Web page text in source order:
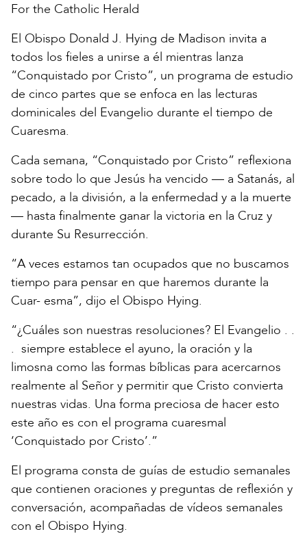
For the Catholic Herald
El Obispo Donald J. Hying de Madison invita a
todos los fieles a unirse a él mientras lanza
“Conquistado por Cristo”, un programa de estudio
de cinco partes que se enfoca en las lecturas
dominicales del Evangelio durante el tiempo de
Cuaresma.
Cada semana, “Conquistado por Cristo” reflexiona
sobre todo lo que Jesús ha vencido — a Satanás, al
pecado, a la división, a la enfermedad y a la muerte
— hasta finalmente ganar la victoria en la Cruz y
durante Su Resurrección.
“A veces estamos tan ocupados que no buscamos
tiempo para pensar en que haremos durante la
Cuar- esma”, dijo el Obispo Hying.
“¿Cuáles son nuestras resoluciones? El Evangelio . .
. siempre establece el ayuno, la oración y la
limosna como las formas bíblicas para acercarnos
realmente al Señor y permitir que Cristo convierta
nuestras vidas. Una forma preciosa de hacer esto
este año es con el programa cuaresmal
‘Conquistado por Cristo’.”
El programa consta de guías de estudio semanales
que contienen oraciones y preguntas de reflexión y
conversación, acompañadas de vídeos semanales
con el Obispo Hying.